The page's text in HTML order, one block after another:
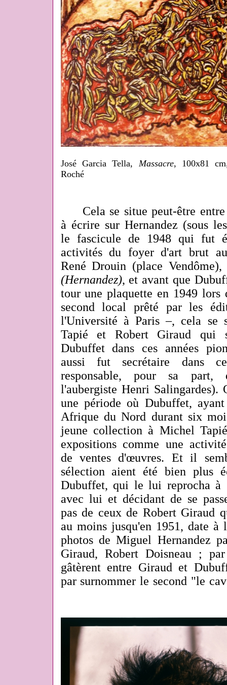
José Garcia Tella, Massacre, 100x81
Roché
Cela se situe peut-être entre
à écrire sur Hernandez (sous
le fascicule de 1948 qui fut
activités du foyer d'art brut
René Drouin (place
(Hernandez), et avant que
tour une plaquette en 1949 lors
second local prêté par les
l'Université à Paris –, cela se
Tapié et Robert Giraud qui
Dubuffet dans ces années
aussi fut secrétaire dans
responsable, pour sa
l'aubergiste Henri
une période où Dubuffet,
Afrique du Nord durant six
jeune collection à Michel
expositions comme une
de ventes d'œuvres. Et il
sélection aient été bien plus
Dubuffet, qui le lui reprocha à
avec lui et décidant de se
pas de ceux de Robert Giraud
au moins jusqu'en 1951, date à
photos de Miguel Hernandez
Giraud, Robert Doisneau ;
gâtèrent entre Giraud et
par surnommer le second "le